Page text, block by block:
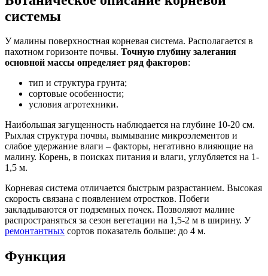
системы
У малины поверхностная корневая система. Располагается в
пахотном горизонте почвы. Точную глубину залегания
основной массы определяет ряд факторов:
тип и структура грунта;
сортовые особенности;
условия агротехники.
Наибольшая загущенность наблюдается на глубине 10-20 см.
Рыхлая структура почвы, вымывание микроэлементов и
слабое удержание влаги – факторы, негативно влияющие на
малину. Корень, в поисках питания и влаги, углубляется на 1-
1,5 м.
Корневая система отличается быстрым разрастанием. Высокая
скорость связана с появлением отростков. Побеги
закладываются от подземных почек. Позволяют малине
распространяться за сезон вегетации на 1,5-2 м в ширину. У
ремонтантных сортов показатель больше: до 4 м.
Функция